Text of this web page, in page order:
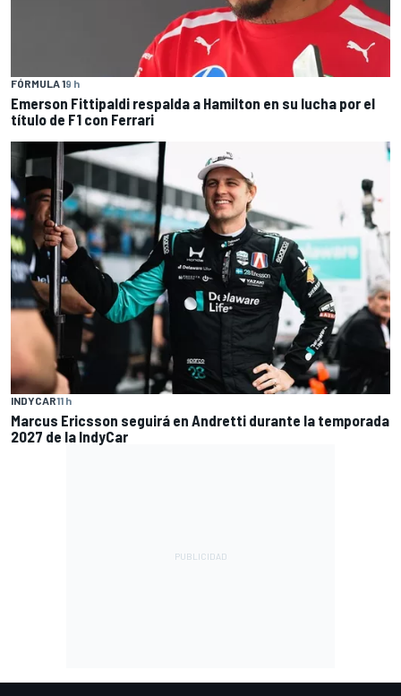
FÓRMULA 19 h
Emerson Fittipaldi respalda a Hamilton en su lucha por el
título de F1 con Ferrari
INDYCAR11 h
Marcus Ericsson seguirá en Andretti durante la temporada
2027 de la IndyCar